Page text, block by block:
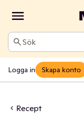
Sök
Logga in Skapa konto
Recept